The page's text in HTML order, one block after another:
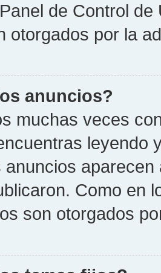
de Control
otorgados por la
anuncios?
muchas veces
leyendo
anuncios
Como en
son otorgados